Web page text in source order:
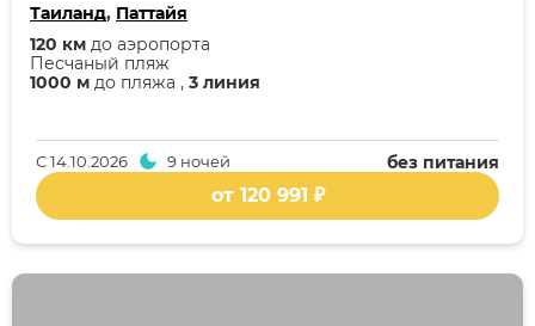
Таиланд, Паттайя
1000 м до пляжа , 3 линия
Песчаный пляж
120 км до аэропорта
без питания
С14.10.2026 9 ночей
от 120 991 ₽